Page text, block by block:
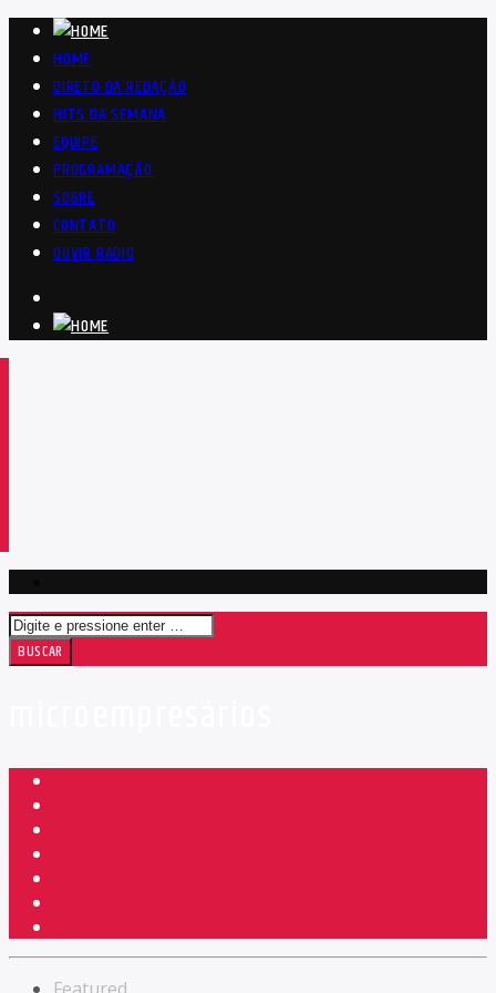
HOME
DIRETO DA REDAÇÃO
HITS DA SEMANA
EQUIPE
PROGRAMAÇÃO
SOBRE
CONTATO
OUVIR RÁDIO